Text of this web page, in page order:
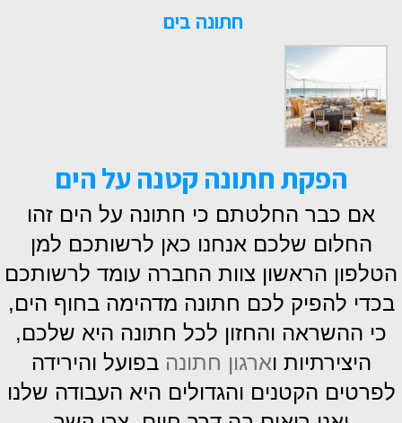
חתונה בים
הפקת חתונה קטנה על הים
אם כבר החלטתם כי חתונה על הים זהו
החלום שלכם אנחנו כאן לרשותכם למן
הטלפון הראשון צוות החברה עומד לרשותכם
בכדי להפיק לכם חתונה מדהימה בחוף הים,
כי ההשראה והחזון לכל חתונה היא שלכם,
היצירתיות וארגון חתונה בפועל והירידה
לפרטים הקטנים והגדולים היא העבודה שלנו